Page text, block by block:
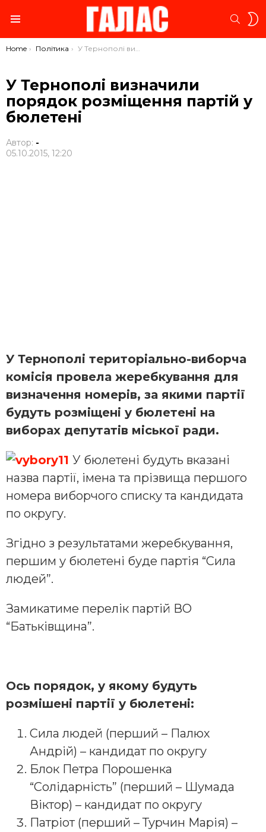
You are here:
Home Політика У Тернополі визначили порядок розміщення партій у бюлетені
У Тернополі визначили
порядок розміщення партій у
бюлетені
Автор: -
05.10.2015, 12:20
У Тернополі територіально-виборча
комісія провела жеребкування для
визначення номерів, за якими партії
будуть розміщені у бюлетені на
виборах депутатів міської ради.
У бюлетені будуть вказані
назва партії, імена та прізвища першого
номера виборчого списку та кандидата
по округу.
Згідно з результатами жеребкування,
першим у бюлетені буде партія “Сила
людей”.
Замикатиме перелік партій ВО
“Батьківщина”.
Ось порядок, у якому будуть
розмішені партії у бюлетені:
Сила людей (перший – Палюх
Андрій) – кандидат по округу
Блок Петра Порошенка
“Солідарність” (перший – Шумада
Віктор) – кандидат по округу
Патріот (перший – Турчин Марія) –